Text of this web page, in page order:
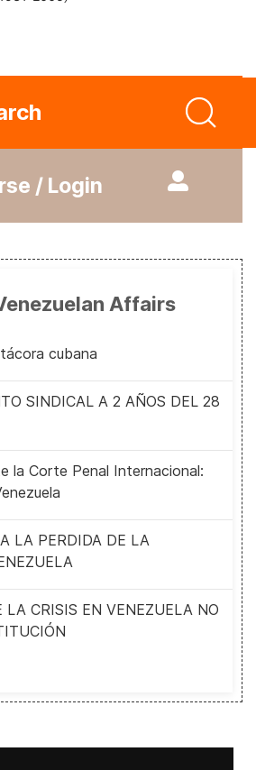
/ Login
Affairs
cubana
SINDICAL A 2 AÑOS DEL 28
la Corte Penal Internacional:
LA PERDIDA DE LA
LA CRISIS EN VENEZUELA NO